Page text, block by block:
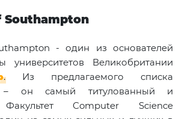
Southampton
- один из основателей
университетов Великобритании
. Из предлагаемого списка
– он самый титулованный и
Факультет Computer Science